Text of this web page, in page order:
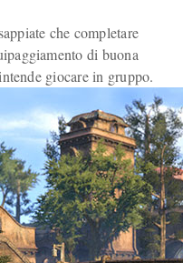
che completare
di buona
giocare in gruppo.